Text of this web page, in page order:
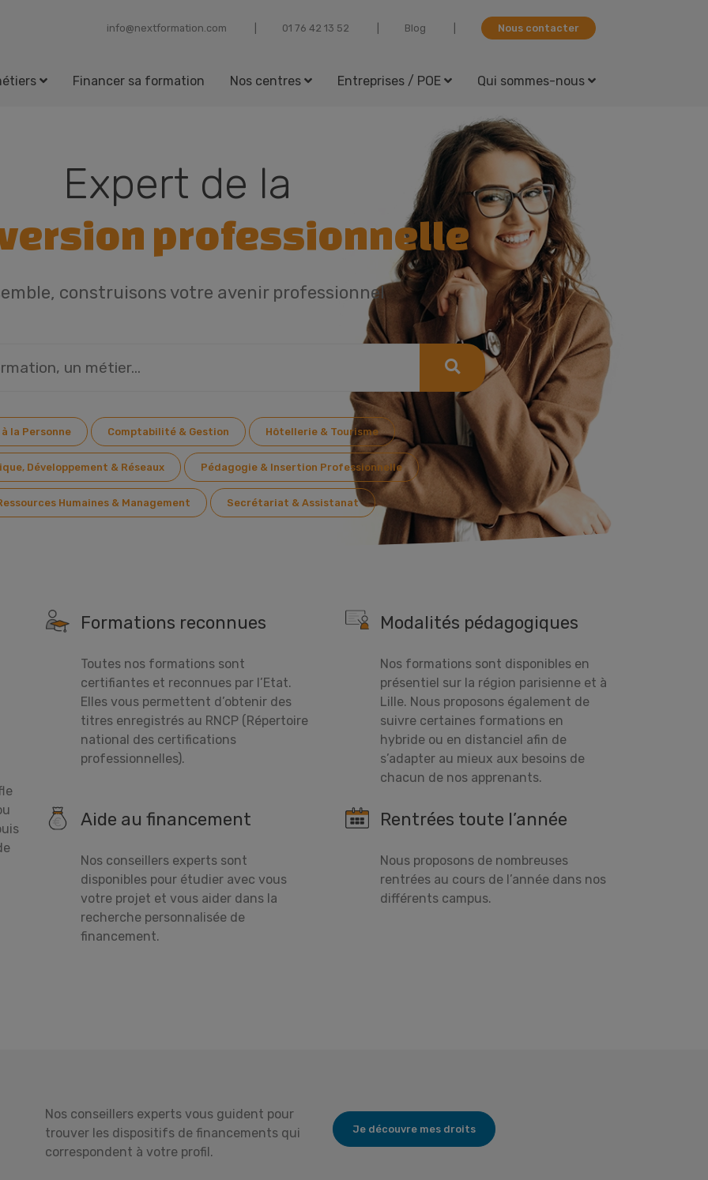
Financer sa formation Nos centres Entreprises / POE Qui sommes-nous
info@nextformation.com
25 31 24 67 10 Blog Nous contacter
Expert de la
professionnelle
construisons votre avenir professionnel
la Personne Comptabilité & Gestion Hôtellerie & Tourisme
Développement & Réseaux Pédagogie & Insertion Professionnelle
Humaines & Management Secrétariat & Assistanat
Formations reconnues
Toutes nos formations sont
certifiantes et reconnues par l’Etat.
Elles vous permettent d’obtenir des
titres enregistrés au RNCP (Répertoire
national des certifications
professionnelles).
Modalités pédagogiques
Nos formations sont disponibles en
présentiel sur la région parisienne et à
Lille. Nous proposons également de
suivre certaines formations en
hybride ou en distanciel afin de
s’adapter au mieux aux besoins de
chacun de nos apprenants.
Aide au financement
Nos conseillers experts sont
disponibles pour étudier avec vous
votre projet et vous aider dans la
recherche personnalisée de
financement.
Rentrées toute l’année
Nous proposons de nombreuses
rentrées au cours de l’année dans nos
différents campus.
Nos conseillers experts vous guident pour
trouver les dispositifs de financements qui
correspondent à votre profil.
Je découvre mes droits